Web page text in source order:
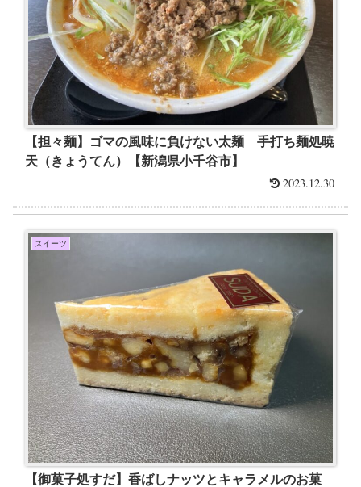
【担々麺】ゴマの風味に負けない太麺 手打ち麺処暁
天（きょうてん）【新潟県小千谷市】
2023.12.30
スイーツ
【御菓子処すだ】香ばしナッツとキャラメルのお菓